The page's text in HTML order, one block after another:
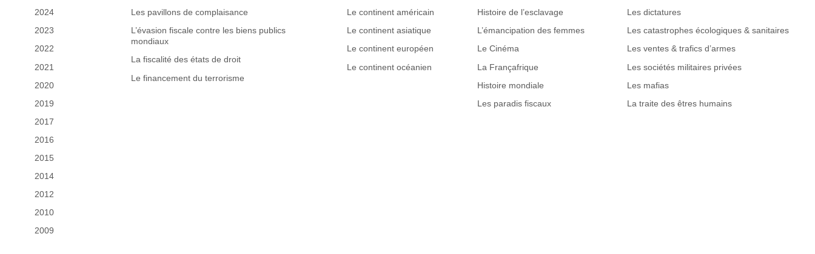
2024
2023
2022
2021
2020
2019
2017
2016
2015
2014
2012
2010
2009
Les pavillons de complaisance
L’évasion fiscale contre les biens publics
mondiaux
La fiscalité des états de droit
Le financement du terrorisme
Le continent américain
Le continent asiatique
Le continent européen
Le continent océanien
Histoire de l’esclavage
L’émancipation des femmes
Le Cinéma
La Françafrique
Histoire mondiale
Les paradis fiscaux
Les dictatures
Les catastrophes écologiques & sanitaires
Les ventes & trafics d’armes
Les sociétés militaires privées
Les mafias
La traite des êtres humains